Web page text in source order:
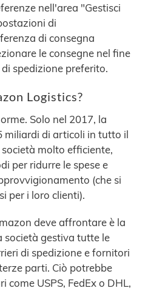
nell'area "Gestisci
di
di consegna
le consegne nel fine
spedizione preferito.
Logistics?
Solo nel 2017, la
miliardi di articoli in tutto il
molto efficiente,
per ridurre le spese e
(che si
per i loro clienti).
deve affrontare è la
società gestiva tutte le
di spedizione e fornitori
parti. Ciò potrebbe
USPS, FedEx o DHL,